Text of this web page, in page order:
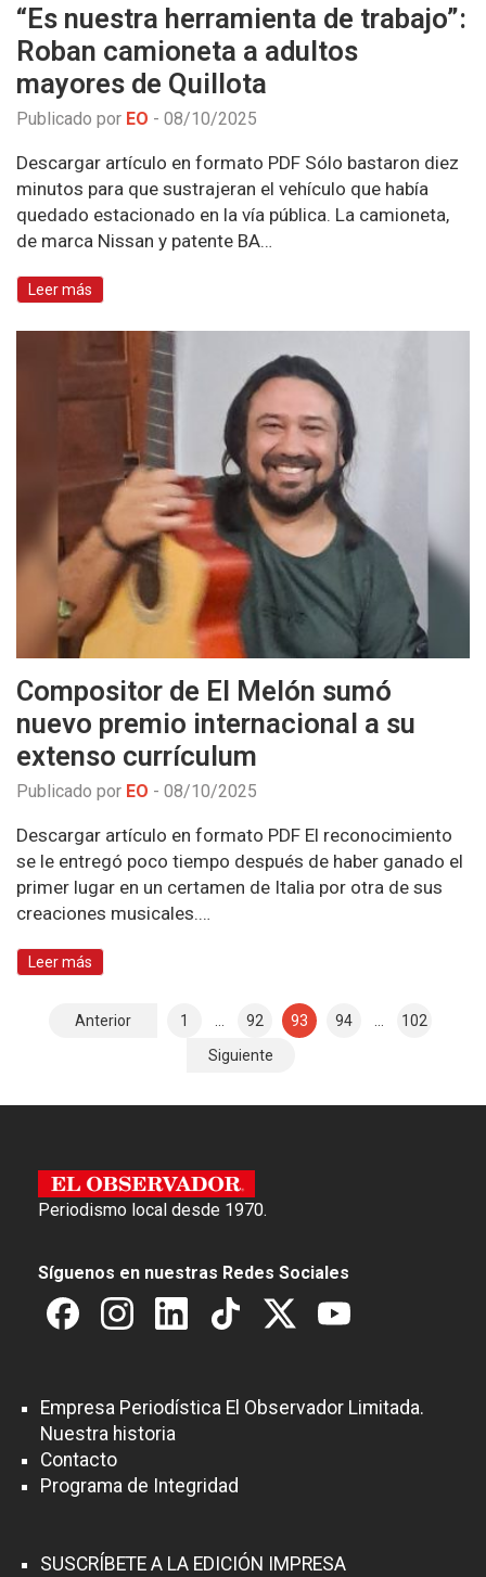
“Es nuestra herramienta de trabajo”:
Roban camioneta a adultos
mayores de Quillota
Publicado por EO - 08/10/2025
Descargar artículo en formato PDF Sólo bastaron diez
minutos para que sustrajeran el vehículo que había
quedado estacionado en la vía pública. La camioneta,
de marca Nissan y patente BA…
Leer más
Compositor de El Melón sumó
nuevo premio internacional a su
extenso currículum
Publicado por EO - 08/10/2025
Descargar artículo en formato PDF El reconocimiento
se le entregó poco tiempo después de haber ganado el
primer lugar en un certamen de Italia por otra de sus
creaciones musicales.…
Leer más
e
n
Anterior 1 92 93 94
102
Siguiente
Periodismo local desde 1970.
Síguenos en nuestras Redes Sociales
Empresa Periodística El Observador Limitada.
Nuestra historia
Contacto
Programa de Integridad
SUSCRÍBETE A LA EDICIÓN IMPRESA